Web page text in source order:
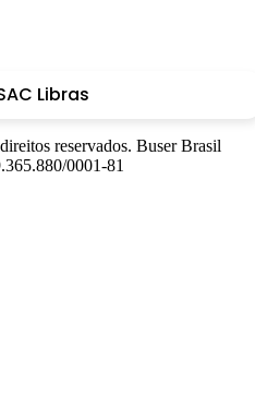
Libras
reservados. Buser Brasil
0001-81